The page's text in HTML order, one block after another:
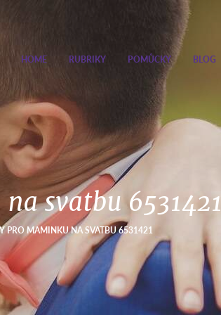
HOME RUBRIKY POMŮCKY BLOG
svatbu 6531421
PRO MAMINKU NA SVATBU 6531421